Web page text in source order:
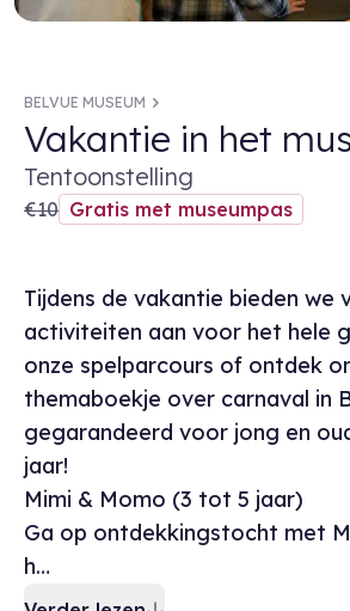
BELVUE MUSEUM
Vakantie in het
Tentoonstelling
€10 Gratis met museumpas
Tijdens de vakantie bieden we
activiteiten aan voor het hele
onze spelparcours of ontdek
themaboekje over carnaval in
gegarandeerd voor jong en
jaar!
Mimi & Momo (3 tot 5 jaar)
Ga op ontdekkingstocht met
h…